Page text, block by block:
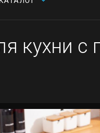
кухни